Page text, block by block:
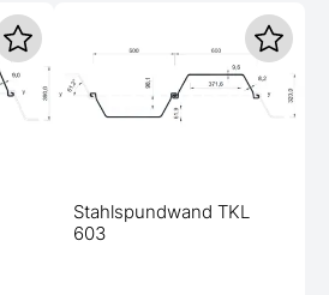
Stahlspundwand TKL
603